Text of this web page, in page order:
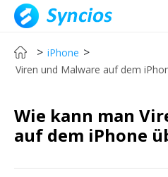
> iPhone >
Viren und Malware auf dem
Wie kann man
auf dem iPhone